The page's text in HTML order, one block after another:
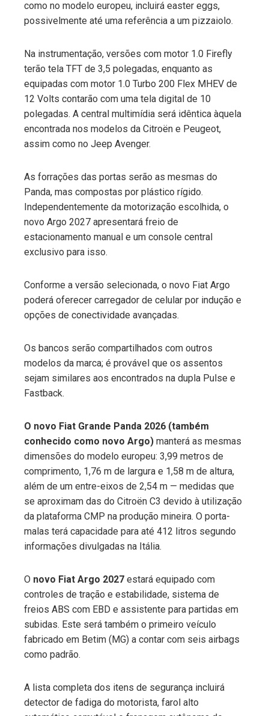
como no modelo europeu, incluirá easter eggs,
possivelmente até uma referência a um pizzaiolo.
Na instrumentação, versões com motor 1.0 Firefly
terão tela TFT de 3,5 polegadas, enquanto as
equipadas com motor 1.0 Turbo 200 Flex MHEV de
12 Volts contarão com uma tela digital de 10
polegadas. A central multimídia será idêntica àquela
encontrada nos modelos da Citroën e Peugeot,
assim como no Jeep Avenger.
As forrações das portas serão as mesmas do
Panda, mas compostas por plástico rígido.
Independentemente da motorização escolhida, o
novo Argo 2027 apresentará freio de
estacionamento manual e um console central
exclusivo para isso.
Conforme a versão selecionada, o novo Fiat Argo
poderá oferecer carregador de celular por indução e
opções de conectividade avançadas.
Os bancos serão compartilhados com outros
modelos da marca; é provável que os assentos
sejam similares aos encontrados na dupla Pulse e
Fastback.
O novo Fiat Grande Panda 2026 (também
conhecido como novo Argo) manterá as mesmas
dimensões do modelo europeu: 3,99 metros de
comprimento, 1,76 m de largura e 1,58 m de altura,
além de um entre-eixos de 2,54 m — medidas que
se aproximam das do Citroën C3 devido à utilização
da plataforma CMP na produção mineira. O porta-
malas terá capacidade para até 412 litros segundo
informações divulgadas na Itália.
O novo Fiat Argo 2027 estará equipado com
controles de tração e estabilidade, sistema de
freios ABS com EBD e assistente para partidas em
subidas. Este será também o primeiro veículo
fabricado em Betim (MG) a contar com seis airbags
como padrão.
A lista completa dos itens de segurança incluirá
detector de fadiga do motorista, farol alto